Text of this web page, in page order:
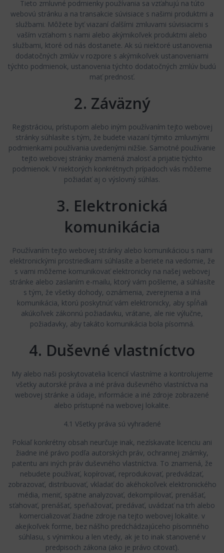
Tieto zmluvné podmienky používania sa vzťahujú na túto
webovú stránku a na transakcie súvisiace s našimi produktmi a
službami. Môžete byť viazaní ďalšími zmluvami súvisiacimi s
vaším vzťahom s nami alebo akýmikoľvek produktmi alebo
službami, ktoré od nás dostanete. Ak sú niektoré ustanovenia
dodatočných zmlúv v rozpore s akýmikoľvek ustanoveniami
týchto podmienok, ustanovenia týchto dodatočných zmlúv budú
mať prednosť.
2. Záväzný
Registráciou, prístupom alebo iným používaním tejto webovej
stránky súhlasíte s tým, že budete viazaní týmito zmluvnými
podmienkami používania uvedenými nižšie. Samotné používanie
tejto webovej stránky znamená znalosť a prijatie týchto
podmienok. V niektorých konkrétnych prípadoch vás môžeme
požiadať aj o výslovný súhlas.
3. Elektronická
komunikácia
Používaním tejto webovej stránky alebo komunikáciou s nami
elektronickými prostriedkami súhlasíte a beriete na vedomie, že
s vami môžeme komunikovať elektronicky na našej webovej
stránke alebo zaslaním e-mailu, ktorý vám pošleme, a súhlasíte
s tým, že všetky dohody, oznámenia, zverejnenia a iná
komunikácia, ktorú poskytnúť vám elektronicky, aby spĺňali
akúkoľvek zákonnú požiadavku, vrátane, ale nie výlučne,
požiadavky, aby takáto komunikácia bola písomná.
4. Duševné vlastníctvo
My alebo naši poskytovatelia licencií vlastníme a kontrolujeme
všetky autorské práva a iné práva duševného vlastníctva na
webovej stránke a údaje, informácie a iné zdroje zobrazené
alebo prístupné na webovej lokalite.
4.1 Všetky práva sú vyhradené
Pokiaľ konkrétny obsah neurčuje inak, nezískavate licenciu ani
žiadne iné právo podľa autorských práv, ochrannej známky,
patentu ani iných práv duševného vlastníctva. To znamená, že
nebudete používať, kopírovať, reprodukovať, predvádzať,
zobrazovať, distribuovať, vkladať do akéhokoľvek elektronického
média, meniť, spätne analyzovať, dekompilovať, prenášať,
sťahovať, prenášať, speňažovať, predávať, uvádzať na trh alebo
komercializovať žiadne zdroje na tejto webovej lokalite. v
akejkoľvek forme, bez nášho predchádzajúceho písomného
súhlasu, s výnimkou a len vtedy, ak je to inak stanovené v
predpisoch zákona (ako je právo citovať).